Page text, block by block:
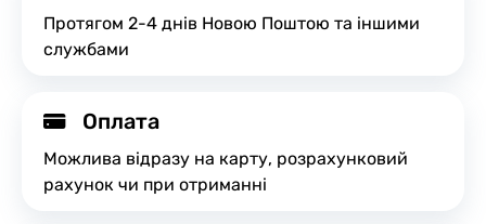
Протягом 2-4 днів Новою Поштою та іншими
службами
Оплата
Можлива відразу на карту, розрахунковий
рахунок чи при отриманні